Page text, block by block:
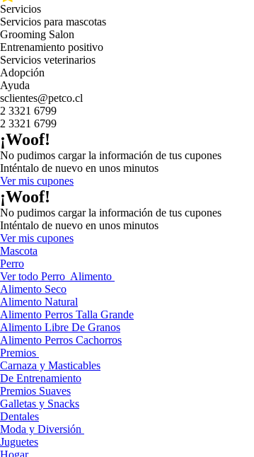
Servicios
Servicios para mascotas
Grooming Salon
Entrenamiento positivo
Servicios veterinarios
Adopción
Ayuda
sclientes@petco.cl
2 3321 6799
2 3321 6799
¡Woof!
No pudimos cargar la información de tus cupones
Inténtalo de nuevo en unos minutos
Ver mis cupones
¡Woof!
No pudimos cargar la información de tus cupones
Inténtalo de nuevo en unos minutos
Ver mis cupones
Mascota
Perro
Ver todo Perro Alimento
Alimento Seco
Alimento Natural
Alimento Perros Talla Grande
Alimento Libre De Granos
Alimento Perros Cachorros
Premios
Carnaza y Masticables
De Entrenamiento
Premios Suaves
Galletas y Snacks
Dentales
Moda y Diversión
Juguetes
Hogar